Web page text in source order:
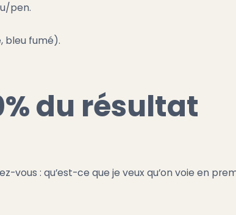
pen.
bleu fumé).
du résultat
vous : qu’est-ce que je veux qu’on voie en